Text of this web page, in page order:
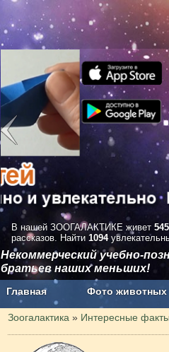
В нашей ЗООГАЛАКТИКЕ живет
рассказов. Найти 1094
Некоммерческий учебно-
братьев наших меньших!
Главная Фото животных
Наши приложения. Бесплатно
Зоогалактика » Интересные факты